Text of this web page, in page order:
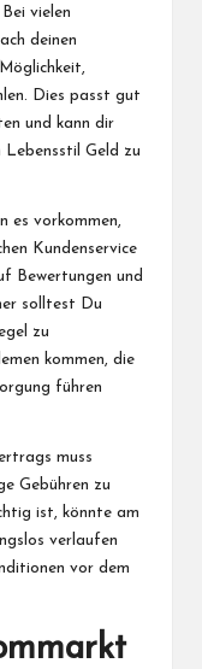
Bei vielen
deinen
Dies passt gut
und kann dir
Lebensstil Geld zu
es vorkommen,
Kundenservice
Bewertungen und
solltest Du
zu
kommen, die
führen
muss
Gebühren zu
ist, könnte am
verlaufen
vor dem